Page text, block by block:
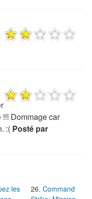
Dommage car
:( Posté par
les
Command